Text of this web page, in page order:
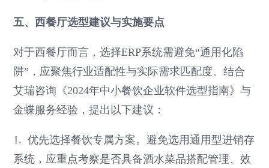
五、西餐厅选型建议与实施要点
对于西餐厅而言，选择ERP系统需避免“通用化陷
阱”，应聚焦行业适配性与实际需求匹配度。结合
艾瑞咨询《2024年中小餐饮企业软件选型指南》与
金蝶服务经验，提出以下建议：
1. 优先选择餐饮专属方案。避免选用通用型进销存
系统，应重点考察是否具备酒水菜品搭配管理、效